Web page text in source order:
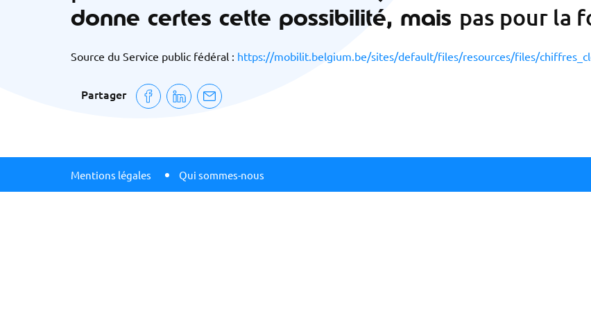
donne certes cette possibilité, mais pas pour la
Source du Service public fédéral : https://mobilit.belgium.be/sites/default/files/resources/files/
Partager
Mentions légales Qui sommes-nous